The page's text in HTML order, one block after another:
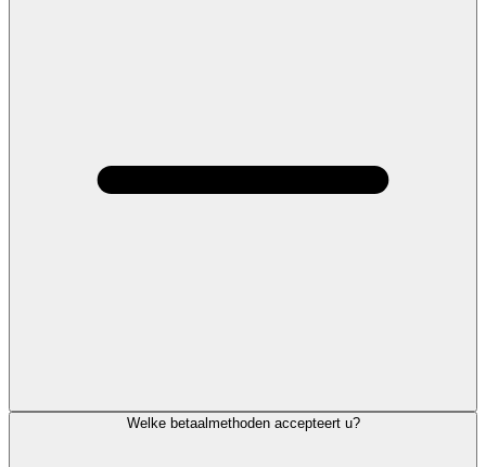
Welke betaalmethoden accepteert u?